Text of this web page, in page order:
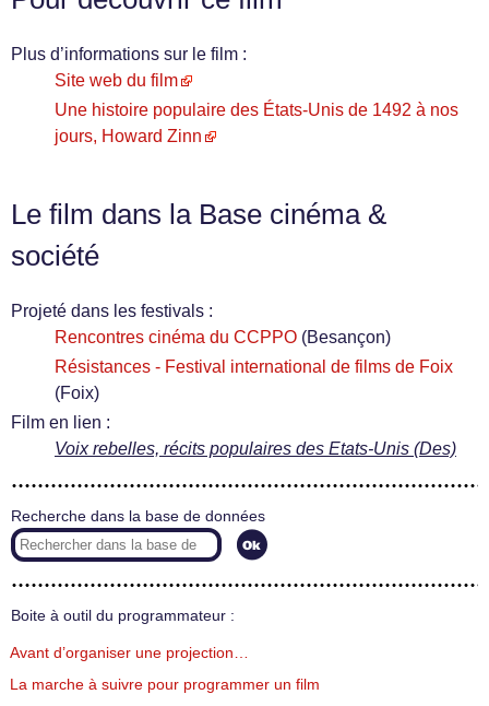
Plus d’informations sur le film :
Site web du film
Une histoire populaire des États-Unis de 1492 à nos
jours, Howard Zinn
Le film dans la Base cinéma &
société
Projeté dans les festivals :
Rencontres cinéma du CCPPO (Besançon)
Résistances - Festival international de films de Foix
(Foix)
Film en lien :
Voix rebelles, récits populaires des Etats-Unis (Des)
Recherche dans la base de données
Boite à outil du programmateur :
Avant d’organiser une projection…
La marche à suivre pour programmer un film